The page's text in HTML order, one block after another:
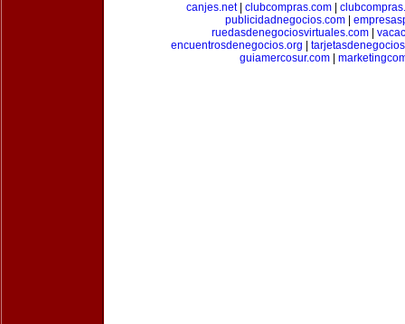
canjes.net| clubcompras.com
publicidadnegocios.com
ruedasdenegociosvirtuales.com|
encuentrosdenegocios.org
guiamercosur.com